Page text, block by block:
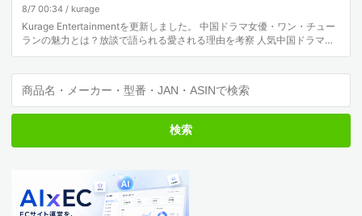
8/7 00:34 / kurage
Kurage Entertainmentを更新しました。 中国ドラマ女優・ワン・チュー
ランの魅力とは？放談で語られる愛される理由を考察 人気中国ドラマ女
優、ワン・チューランの魅…
検索